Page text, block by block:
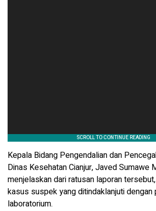
Kepala Bidang Pengendalian dan
Dinas Kesehatan Cianjur, Javed Sumawe
menjelaskan dari ratusan laporan
kasus suspek yang ditindaklanjuti dengan
laboratorium.